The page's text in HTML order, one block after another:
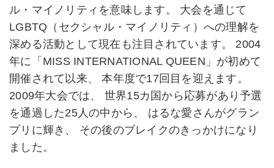
ル・マイノリティを意味します。 大会を通じて
LGBTQ（セクシャル・マイノリティ）への理解を
深める活動として現在も注目されています。 2004
年に「MISS INTERNATIONAL QUEEN」が初めて
開催されて以来、 本年度で17回目を迎えます。
2009年大会では、 世界15カ国から応募があり予選
を通過した25人の中から、 はるな愛さんがグラン
プリに輝き、 その後のブレイクのきっかけになり
ました。